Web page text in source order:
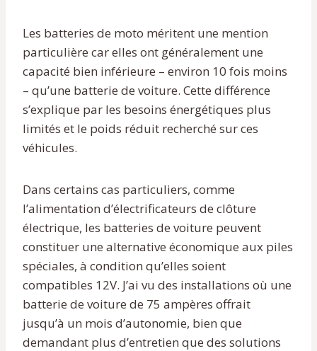
Les batteries de moto méritent une mention
particulière car elles ont généralement une
capacité bien inférieure – environ 10 fois moins
– qu’une batterie de voiture. Cette différence
s’explique par les besoins énergétiques plus
limités et le poids réduit recherché sur ces
véhicules.
Dans certains cas particuliers, comme
l’alimentation d’électrificateurs de clôture
électrique, les batteries de voiture peuvent
constituer une alternative économique aux piles
spéciales, à condition qu’elles soient
compatibles 12V. J’ai vu des installations où une
batterie de voiture de 75 ampères offrait
jusqu’à un mois d’autonomie, bien que
demandant plus d’entretien que des solutions